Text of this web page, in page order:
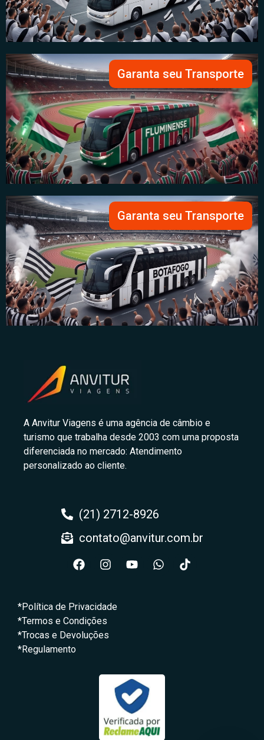
Garanta seu Transporte
Garanta seu Transporte
A Anvitur Viagens é uma agência de câmbio e
turismo que trabalha desde 2003 com uma proposta
diferenciada no mercado: Atendimento
personalizado ao cliente.
(21) 2712-8926
contato@anvitur.com.br
*Política de Privacidade
*Termos e Condições
*Trocas e Devoluções
*Regulamento